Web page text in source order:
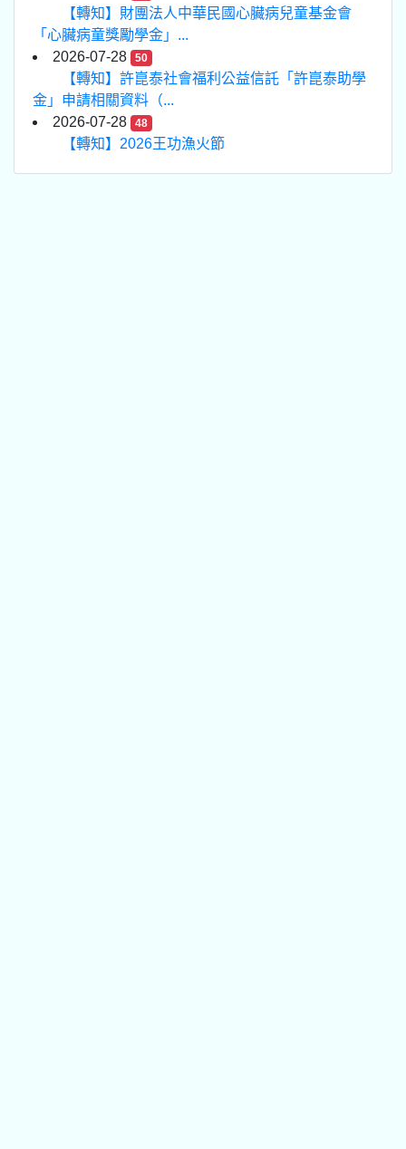
【轉知】財團法人中華民國心臟病兒童基金會
「心臟病童獎勵學金」...
2026-07-28
50
【轉知】許崑泰社會福利公益信託「許崑泰助學
金」申請相關資料（...
2026-07-28
48
【轉知】2026王功漁火節